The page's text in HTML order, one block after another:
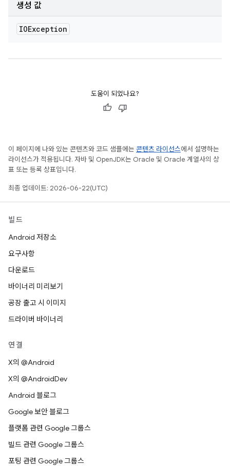
생성 값
IOException
도움이 되었나요?
이 페이지에 나와 있는 콘텐츠와 코드 샘플에는 콘텐츠 라이선스에서 설명하는
라이선스가 적용됩니다. 자바 및 OpenJDK는 Oracle 및 Oracle 계열사의 상
표 또는 등록 상표입니다.
최종 업데이트: 2026-06-22(UTC)
빌드
Android 저장소
요구사항
다운로드
바이너리 미리보기
공장 출고 시 이미지
드라이버 바이너리
연결
X의 @Android
X의 @AndroidDev
Android 블로그
Google 보안 블로그
플랫폼 관련 Google 그룹스
빌드 관련 Google 그룹스
포팅 관련 Google 그룹스